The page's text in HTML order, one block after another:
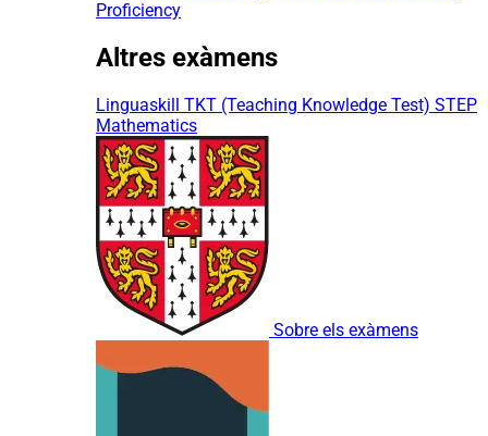
Proficiency
Altres exàmens
Linguaskill TKT (Teaching Knowledge Test) STEP
Mathematics
Sobre els exàmens